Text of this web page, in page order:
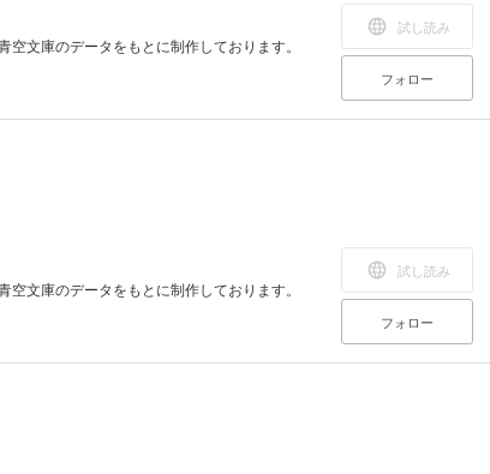
空文庫のデータをもとに制作しております。
試し読み
フォロー
空文庫のデータをもとに制作しております。
試し読み
フォロー